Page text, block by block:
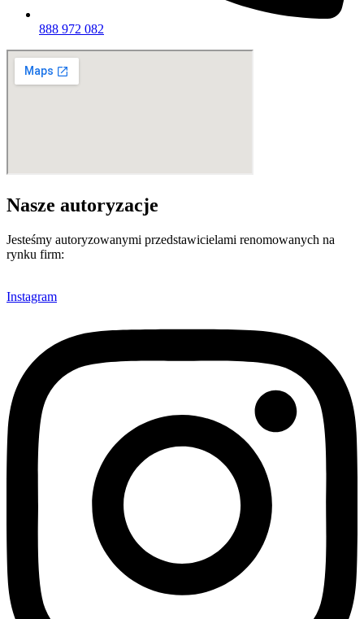
888 972 082
Nasze autoryzacje
Jesteśmy autoryzowanymi przedstawicielami renomowanych na
rynku firm:
Instagram